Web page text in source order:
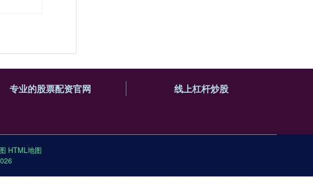
专业的股票配资官网 线上杠杆炒股
HTML地图